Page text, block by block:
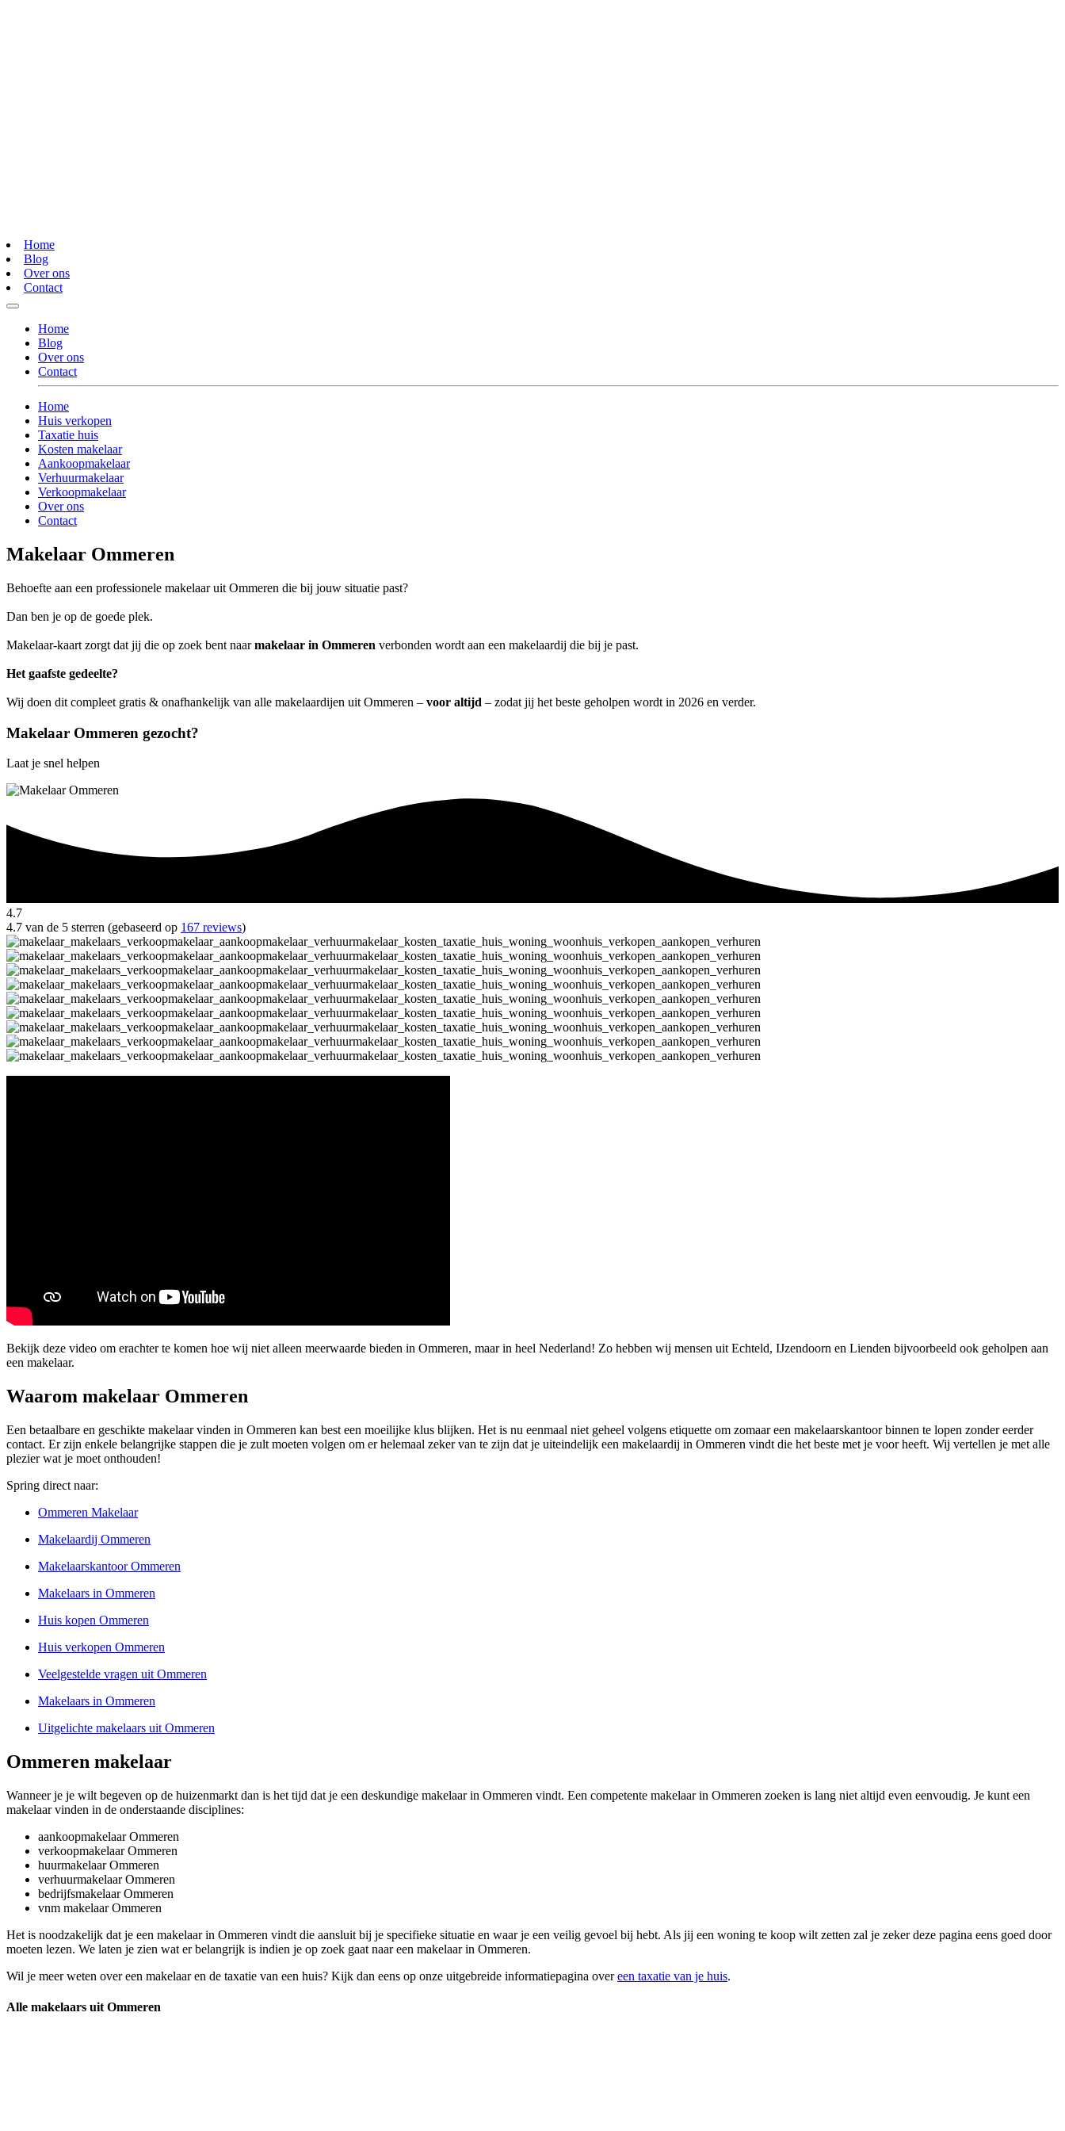
Home
Blog
Over ons
Contact
Home
Blog
Over ons
Contact
Home
Huis verkopen
Taxatie huis
Kosten makelaar
Aankoopmakelaar
Verhuurmakelaar
Verkoopmakelaar
Over ons
Contact
Makelaar Ommeren
Behoefte aan een professionele makelaar uit Ommeren die bij jouw situatie past?
Dan ben je op de goede plek.
Makelaar-kaart zorgt dat jij die op zoek bent naarmakelaar in Ommeren verbonden wordt aan een makelaardij die bij je past.
Het gaafste gedeelte?
Wij doen dit compleet gratis & onafhankelijk van alle makelaardijen uit Ommeren – voor altijd – zodat jij het beste geholpen wordt in 2026 en verder.
Makelaar Ommeren gezocht?
Laat je snel helpen
4.7
4.7 van de 5 sterren (gebaseerd op 167 reviews)
Bekijk deze video om erachter te komen hoe wij niet alleen meerwaarde bieden in Ommeren, maar in heel Nederland! Zo hebben wij mensen uit Echteld, IJzendoorn en Lienden bijvoorbeeld ook geholpen aan
een makelaar.
Waarom makelaar Ommeren
Een betaalbare en geschikte makelaar vinden in Ommeren kan best een moeilijke klus blijken. Het is nu eenmaal niet geheel volgens etiquette om zomaar een makelaarskantoor binnen te lopen zonder eerder
contact. Er zijn enkele belangrijke stappen die je zult moeten volgen om er helemaal zeker van te zijn dat je uiteindelijk een makelaardij in Ommeren vindt die het beste met je voor heeft. Wij vertellen je met alle
plezier wat je moet onthouden!
Spring direct naar:
Ommeren Makelaar
Makelaardij Ommeren
Makelaarskantoor Ommeren
Makelaars in Ommeren
Huis kopen Ommeren
Huis verkopen Ommeren
Veelgestelde vragen uit Ommeren
Makelaars in Ommeren
Uitgelichte makelaars uit Ommeren
Ommeren makelaar
Wanneer je je wilt begeven op de huizenmarkt dan is het tijd dat je een deskundige makelaar in Ommeren vindt. Een competente makelaar in Ommeren zoeken is lang niet altijd even eenvoudig. Je kunt een
makelaar vinden in de onderstaande disciplines:
aankoopmakelaar Ommeren
verkoopmakelaar Ommeren
huurmakelaar Ommeren
verhuurmakelaar Ommeren
bedrijfsmakelaar Ommeren
vnm makelaar Ommeren
Het is noodzakelijk dat je een makelaar in Ommeren vindt die aansluit bij je specifieke situatie en waar je een veilig gevoel bij hebt. Als jij een woning te koop wilt zetten zal je zeker deze pagina eens goed door
moeten lezen. We laten je zien wat er belangrijk is indien je op zoek gaat naar een makelaar in Ommeren.
Wil je meer weten over een makelaar en de taxatie van een huis? Kijk dan eens op onze uitgebreide informatiepagina overeen taxatie van je huis.
Alle makelaars uit Ommeren